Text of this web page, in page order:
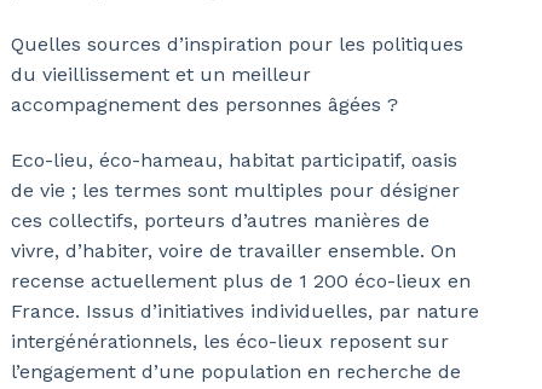
Quelles sources d’inspiration pour les politiques
du vieillissement et un meilleur
accompagnement des personnes âgées ?
Eco-lieu, éco-hameau, habitat participatif, oasis
de vie ; les termes sont multiples pour désigner
ces collectifs, porteurs d’autres manières de
vivre, d’habiter, voire de travailler ensemble. On
recense actuellement plus de 1 200 éco-lieux en
France. Issus d’initiatives individuelles, par nature
intergénérationnels, les éco-lieux reposent sur
l’engagement d’une population en recherche de